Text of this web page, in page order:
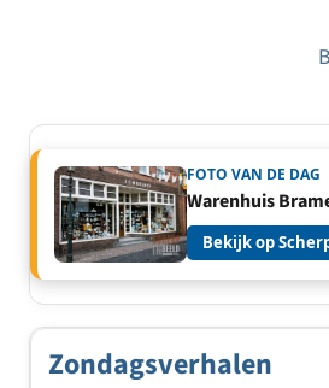
FOTO VAN DE DAG
Warenhuis
Bekijk op
Zondagsverhalen